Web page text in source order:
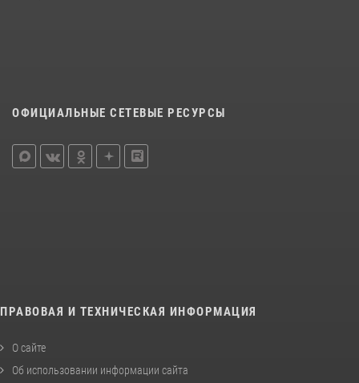
ОФИЦИАЛЬНЫЕ СЕТЕВЫЕ РЕСУРСЫ
ПРАВОВАЯ И ТЕХНИЧЕСКАЯ ИНФОРМАЦИЯ
О сайте
Об использовании информации сайта